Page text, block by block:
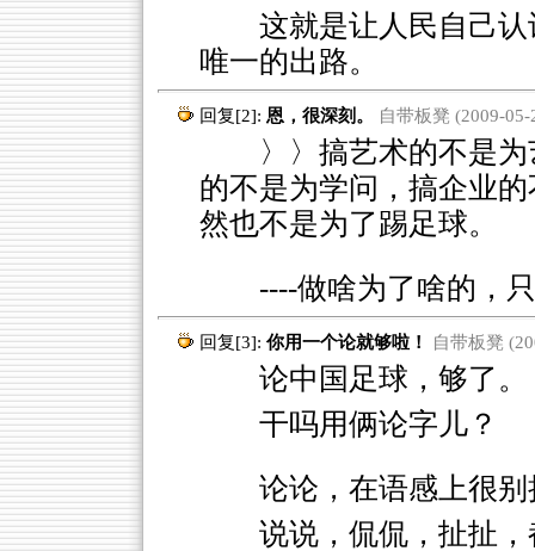
这就是让人民自己认
唯一的出路。
回复[2]: 恩，很深刻。 自带板凳 (2009-05-
〉〉搞艺术的不是为
的不是为学问，搞企业
然也不是为了踢足球。
----做啥为了啥的，
回复[3]: 你用一个论就够啦！ 自带板凳
论中国足球，够了。
干吗用俩论字儿？
论论，在语感上很别
说说，侃侃，扯扯